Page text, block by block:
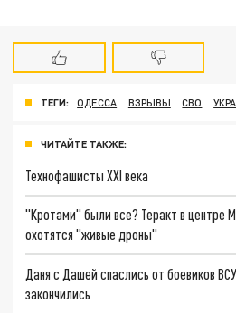
ТЕГИ: ОДЕССА ВЗРЫВЫ СВО
ЧИТАЙТЕ ТАКЖЕ:
Технофашисты XXI века
"Кротами" были все? Теракт в центре
охотятся "живые дроны"
Даня с Дашей спаслись от боевиков
закончились